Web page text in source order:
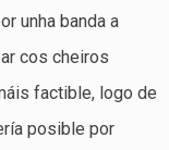
unha banda a
cos cheiros
factible, logo de
posible por